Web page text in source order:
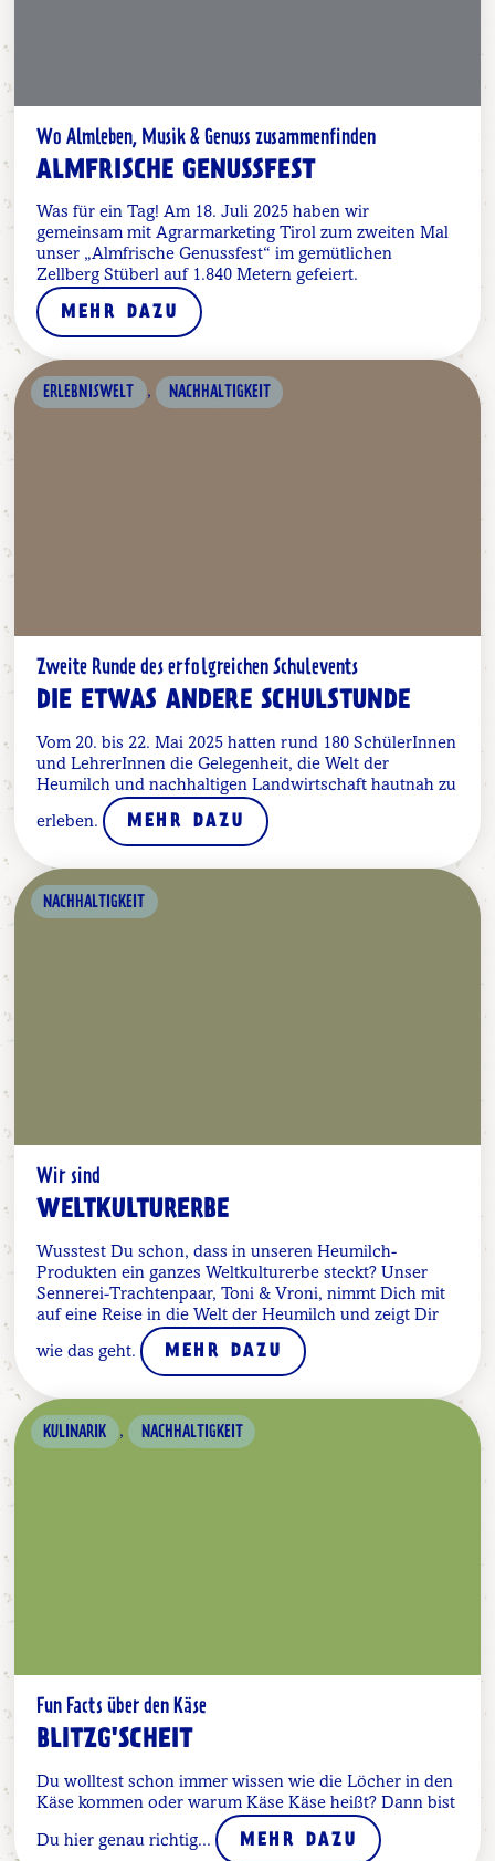
Wo Almleben, Musik & Genuss zusammenfinden
ALMFRISCHE GENUSSFEST
Was für ein Tag! Am 18. Juli 2025 haben wir
gemeinsam mit Agrarmarketing Tirol zum zweiten Mal
unser „Almfrische Genussfest“ im gemütlichen
Zellberg Stüberl auf 1.840 Metern gefeiert.
MEHR DAZU
ERLEBNISWELT , NACHHALTIGKEIT
Zweite Runde des erfolgreichen Schulevents
DIE ETWAS ANDERE SCHULSTUNDE
Vom 20. bis 22. Mai 2025 hatten rund 180 SchülerInnen
und LehrerInnen die Gelegenheit, die Welt der
Heumilch und nachhaltigen Landwirtschaft hautnah zu
erleben. MEHR DAZU
NACHHALTIGKEIT
Wir sind
WELTKULTURERBE
Wusstest Du schon, dass in unseren Heumilch-
Produkten ein ganzes Weltkulturerbe steckt? Unser
Sennerei-Trachtenpaar, Toni & Vroni, nimmt Dich mit
auf eine Reise in die Welt der Heumilch und zeigt Dir
wie das geht. MEHR DAZU
KULINARIK , NACHHALTIGKEIT
Fun Facts über den Käse
BLITZG'SCHEIT
Du wolltest schon immer wissen wie die Löcher in den
Käse kommen oder warum Käse Käse heißt? Dann bist
Du hier genau richtig... MEHR DAZU